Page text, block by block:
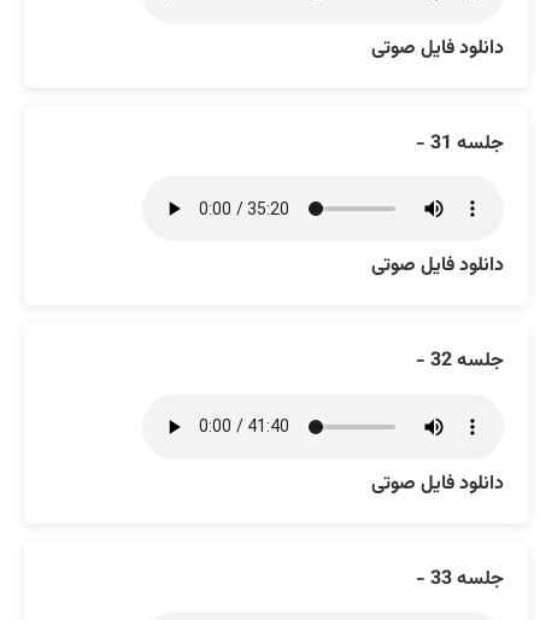
دانلود فایل صوتی
جلسه 31 -
دانلود فایل صوتی
جلسه 32 -
دانلود فایل صوتی
جلسه 33 -